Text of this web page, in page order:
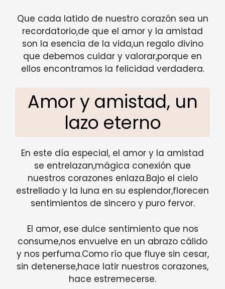
Que cada latido de nuestro corazón sea un
recordatorio,de que el amor y la amistad
son la esencia de la vida,un regalo divino
que debemos cuidar y valorar,porque en
ellos encontramos la felicidad verdadera.
Amor y amistad, un
lazo eterno
En este día especial, el amor y la amistad
se entrelazan,mágica conexión que
nuestros corazones enlaza.Bajo el cielo
estrellado y la luna en su esplendor,florecen
sentimientos de sincero y puro fervor.
El amor, ese dulce sentimiento que nos
consume,nos envuelve en un abrazo cálido
y nos perfuma.Como río que fluye sin cesar,
sin detenerse,hace latir nuestros corazones,
hace estremecerse.